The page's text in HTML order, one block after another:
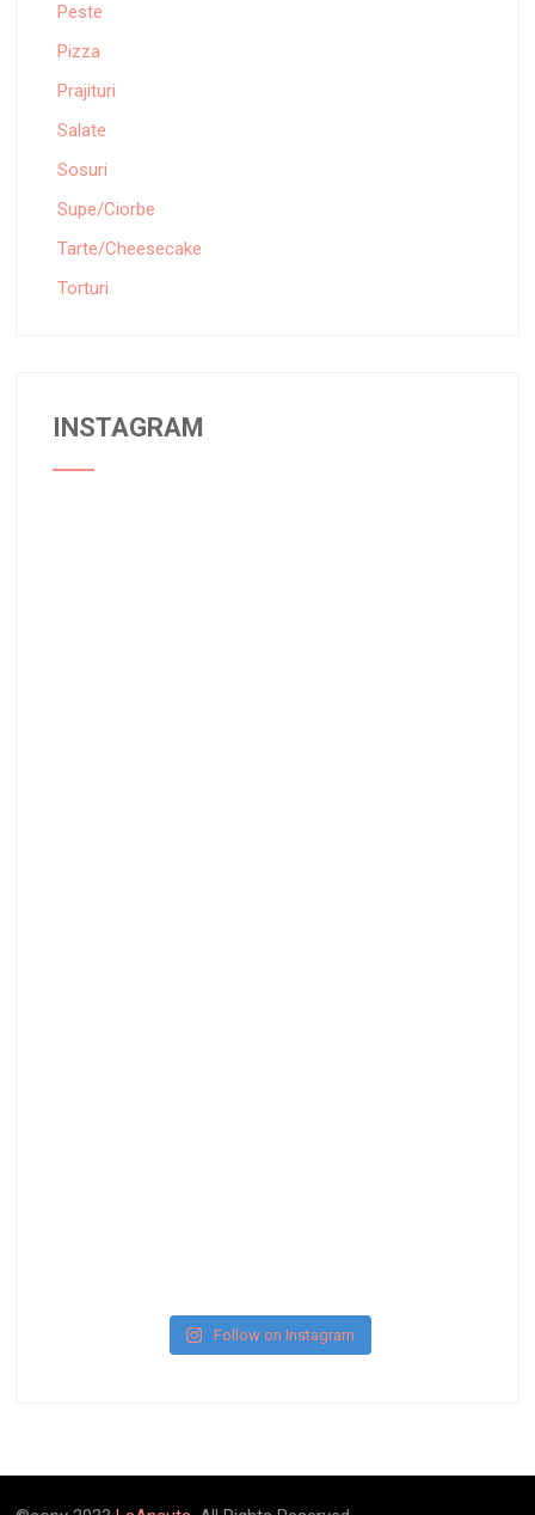
Peste
Pizza
Prajituri
Salate
Sosuri
Supe/Ciorbe
Tarte/Cheesecake
Torturi
INSTAGRAM
Follow on Instagram